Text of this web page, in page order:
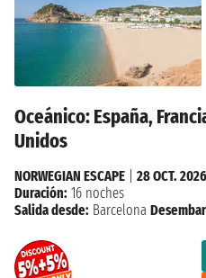
Oceánico: España,
Unidos
NORWEGIAN ESCAPE
28 OCT. 2026
Duración: 16 noches
Salida desde: Barcelona